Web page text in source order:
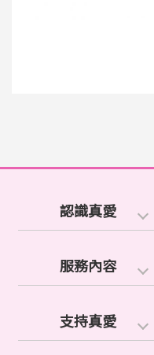
認識真愛
服務內容
支持真愛